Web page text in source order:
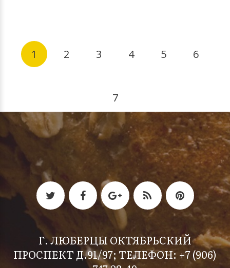
1 2 3 4 5 6
7
Г. ЛЮБЕРЦЫ ОКТЯБРЬСКИЙ
ПРОСПЕКТ Д.91/97; ТЕЛЕФОН: +7 (906)